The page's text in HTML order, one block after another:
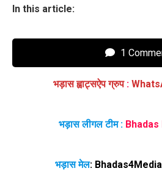
In this article:
1
भड़ास ह्वाट्सऐप ग्रुप :
भड़ास लीगल टीम :
भड़ास मेल: